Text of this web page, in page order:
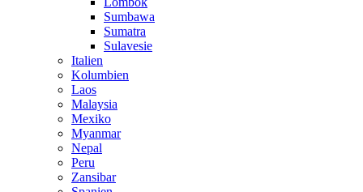
Sumbawa
Sumatra
Sulavesie
Italien
Kolumbien
Laos
Malaysia
Mexiko
Myanmar
Nepal
Peru
Zansibar